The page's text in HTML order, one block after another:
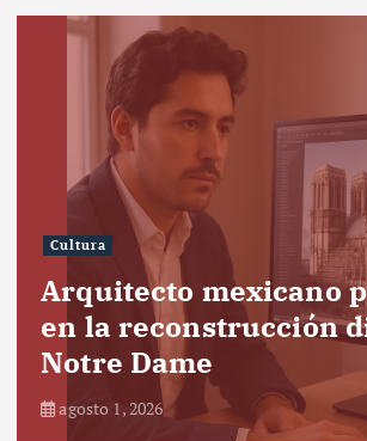
Cultura
Arquitecto mexicano
en la reconstrucción
Notre Dame
agosto 1, 2026